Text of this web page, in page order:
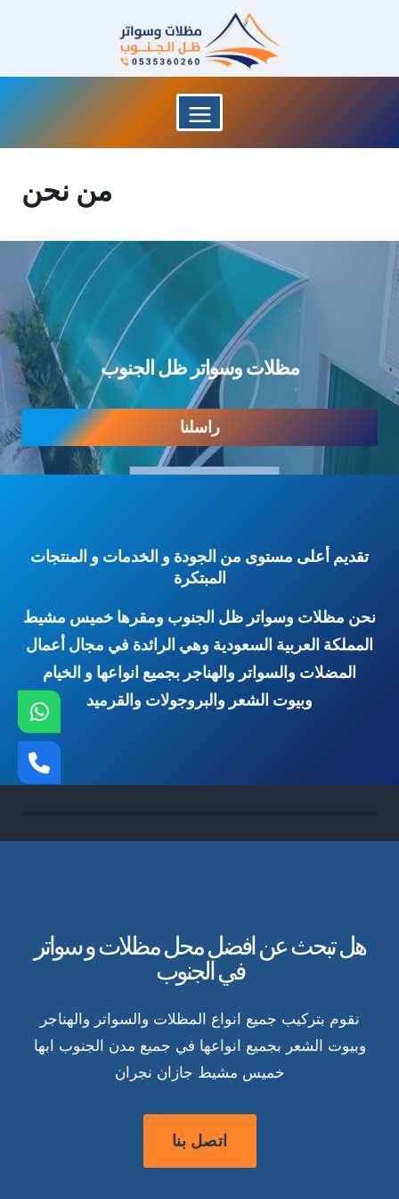
من نحن
مظلات وسواتر ظل الجنوب
راسلنا
تقديم أعلى مستوى من الجودة و الخدمات و المنتجات
المبتكرة
نحن مظلات وسواتر ظل الجنوب ومقرها خميس مشيط
المملكة العربية السعودية وهي الرائدة في مجال أعمال
المضلات والسواتر والهناجر بجميع انواعها و الخيام
وبيوت الشعر والبروجولات والقرميد
هل تبحث عن افضل محل مظلات و سواتر
في الجنوب
نقوم بتركيب جميع انواع المظلات والسواتر والهناجر
وبيوت الشعر بجميع انواعها في جميع مدن الجنوب ابها
خميس مشيط جازان نجران
اتصل بنا